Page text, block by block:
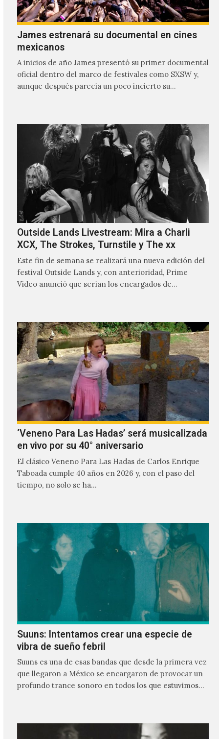
James estrenará su documental en cines
mexicanos
A inicios de año James presentó su primer documental
oficial dentro del marco de festivales como SXSW y,
aunque después parecía un poco incierto su…
Outside Lands Livestream: Mira a Charli
XCX, The Strokes, Turnstile y The xx
Este fin de semana se realizará una nueva edición del
festival Outside Lands y, con anterioridad, Prime
Video anunció que serían los encargados de
‘Veneno Para Las Hadas’ será musicalizada
en vivo por su 40° aniversario
El clásico Veneno Para Las Hadas de Carlos Enrique
Taboada cumple 40 años en 2026 y, con el paso del
tiempo, no solo se ha…
Suuns: Intentamos crear una especie de
vibra de sueño febril
Suuns es una de esas bandas que desde la primera vez
que llegaron a México se encargaron de provocar un
profundo trance sonoro en todos los que estuvimos